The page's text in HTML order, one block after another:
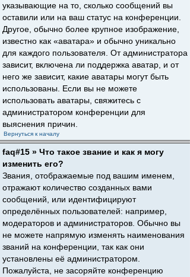
указывающие на то, сколько сообщений вы
оставили или на ваш статус на конференции.
Другое, обычно более крупное изображение,
известно как «аватара» и обычно уникально
для каждого пользователя. От администратора
зависит, включена ли поддержка аватар, и от
него же зависит, какие аватары могут быть
использованы. Если вы не можете
использовать аватары, свяжитесь с
администратором конференции для
выяснения причин.
Вернуться к началу
faq#15 » Что такое звание и как я могу
изменить его?
Звания, отображаемые под вашим именем,
отражают количество созданных вами
сообщений, или идентифицируют
определённых пользователей: например,
модераторов и администраторов. Обычно вы
не можете напрямую изменять наименования
званий на конференции, так как они
установлены её администратором.
Пожалуйста, не засоряйте конференцию